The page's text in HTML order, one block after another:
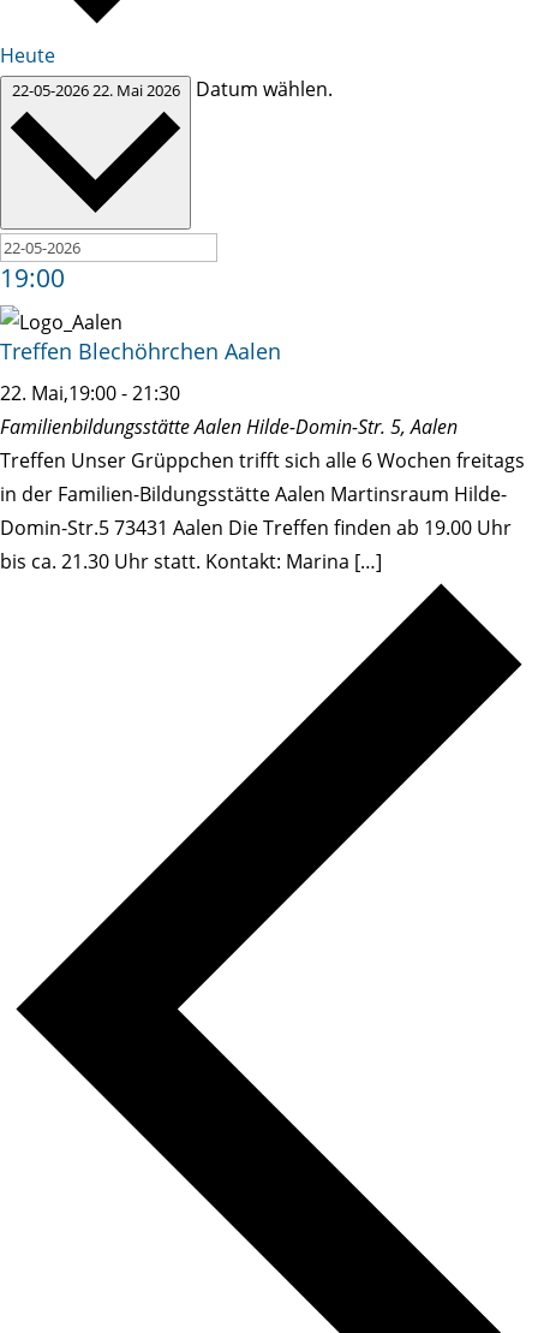
Heute
22-05-202622. Mai 2026 Datum wählen.
19:00
Treffen Blechöhrchen Aalen
22. Mai,19:00-21:30
Familienbildungsstätte AalenHilde-Domin-Str. 5, Aalen
Treffen Unser Grüppchen trifft sich alle 6 Wochen freitags
in der Familien-Bildungsstätte Aalen Martinsraum Hilde-
Domin-Str.5 73431 Aalen Die Treffen finden ab 19.00 Uhr
bis ca. 21.30 Uhr statt. Kontakt: Marina […]